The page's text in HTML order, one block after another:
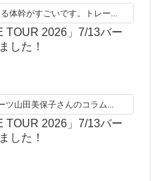
体幹がすごいです。トレー...
TOUR 2026」7/13バー
した！
山田美保子さんのコラム...
TOUR 2026」7/13バー
した！